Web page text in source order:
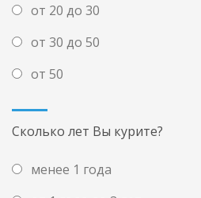
от 20 до 30
от 30 до 50
от 50
Сколько лет Вы курите?
менее 1 года